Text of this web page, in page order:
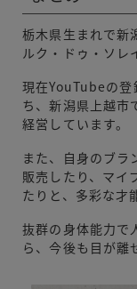
栃木県生まれで新
ルク・ドゥ・ソレ
現在YouTubeの
ち、新潟県上越市
経営しています。
また、自身のブラ
販売したり、マイ
たりと、多彩な才
抜群の身体能力で
ら、今後も目が離